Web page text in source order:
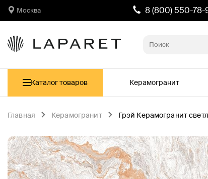
Москва 8 (800) 550-78-
Каталог товаров Керамогранит
Главная Керамогранит Грэй Керамогранит